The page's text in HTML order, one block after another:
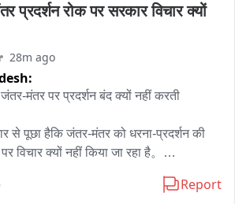
प्रदर्शन रोक पर सरकार विचार क्यों
28m ago
मंतर पर प्रदर्शन बंद क्यों नहीं करती
से पूछा हैकि जंतर-मंतर को धरना-प्रदर्शन की
क्यों नहीं किया जा रहा है。
कि मेरी व्यक्तिगत राय में जंतर-मंतर या शहर
Report